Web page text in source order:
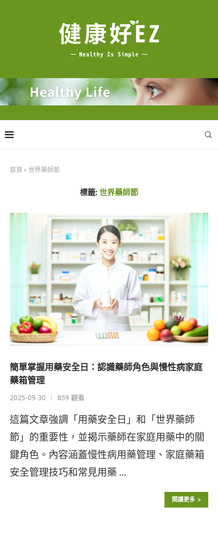
首頁 »世界藥師節
標籤:世界藥師節
簡單掌握用藥安全日：認識藥師角色與慢性病家庭
藥箱管理
2025-09-30 859 觀看
這篇文章強調「用藥安全日」和「世界藥師
節」的重要性，並揭示藥師在家庭用藥中的關
鍵角色。內容涵蓋慢性病用藥管理、家庭藥箱
安全管理技巧和常見用藥 …
閱讀更多